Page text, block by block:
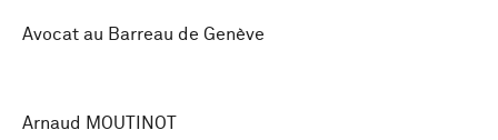
Avocat au Barreau de Genève
Arnaud MOUTINOT